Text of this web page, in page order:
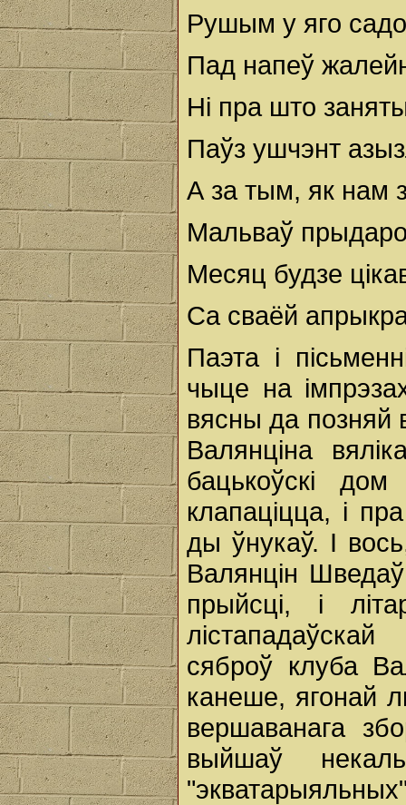
Рушым у яго
Пад напеў
Ні пра што
Паўз ушчэнт
А за тым, як нам
Мальваў
Месяц будзе
Са сваёй
Паэта і
чыце на
вясны да позняй
Валянціна
бацькоўскі
клапаціцца, і
ды ўнукаў. І
Валянцін
прыйсці, і
сяброў клуба
канеше, ягонай
вершаванага
выйшаў